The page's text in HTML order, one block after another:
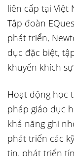
liên cấp tại Việt
Tập đoàn
phát triển,
dục đặc biệt,
khuyến khích
Hoạt động học
pháp giáo dục
khả năng ghi
phát triển các
tin, phát triển